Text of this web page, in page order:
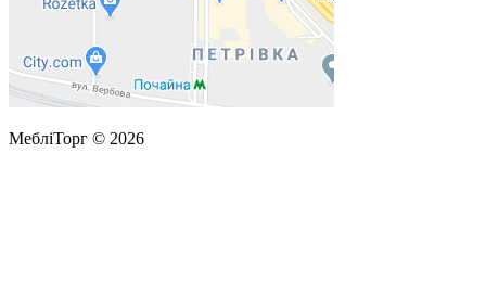
МебліТорг © 2026